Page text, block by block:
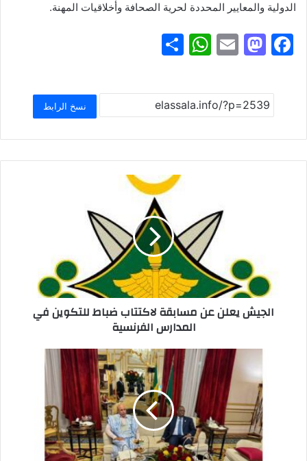
الدولية والمعايير المحددة لحرية الصحافة وأخلاقيات المهنة.
F
c
e
b
o
M
st
o
d
o
E
ai
l
W
at
s
A
p
p
ar
e
نسخ الرابط
الجيش يعلن عن مسابقة لاكتتاب ضباط للتكوين في
المدارس الفرنسية